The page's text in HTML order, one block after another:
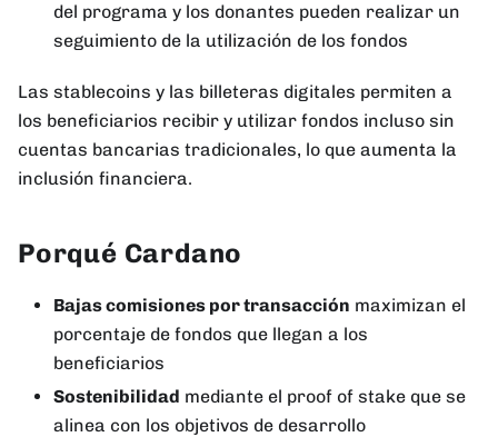
del programa y los donantes pueden realizar un
seguimiento de la utilización de los fondos
Las stablecoins y las billeteras digitales permiten a
los beneficiarios recibir y utilizar fondos incluso sin
cuentas bancarias tradicionales, lo que aumenta la
inclusión financiera.
Porqué Cardano
Bajas comisiones por transacción maximizan el
porcentaje de fondos que llegan a los
beneficiarios
Sostenibilidad mediante el proof of stake que se
alinea con los objetivos de desarrollo